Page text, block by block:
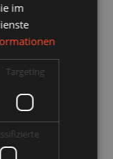
im
Targeting